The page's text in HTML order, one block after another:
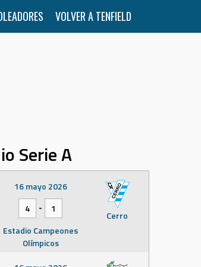
VOLVER A TENFIELD
Serie A
Cerro
16 mayo 2026
4
-
1
Estadio Campeones
Olímpicos